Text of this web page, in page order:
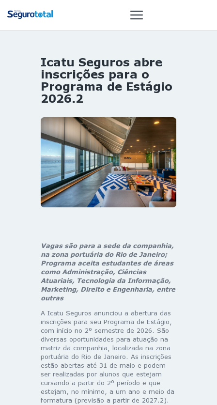
NOTÍCIAS
REVISTA
ESPECIAIS
OURO
ST SUMMIT
MULHERES
GESTORAS
HOMEST
HOME
Icatu Seguros abre
inscrições para o
Programa de Estágio
2026.2
Vagas são para a sede da companhia,
na zona portuária do Rio de Janeiro;
Programa aceita estudantes de áreas
como Administração, Ciências
Atuariais, Tecnologia da Informação,
Marketing, Direito e Engenharia, entre
outras
A Icatu Seguros anunciou a abertura das
inscrições para seu Programa de Estágio,
com início no 2º semestre de 2026. São
diversas oportunidades para atuação na
matriz da companhia, localizada na zona
portuária do Rio de Janeiro. As inscrições
estão abertas até 31 de maio e podem
ser realizadas por alunos que estejam
cursando a partir do 2º período e que
estejam, no mínimo, a um ano e meio da
formatura (previsão a partir de 2027.2).